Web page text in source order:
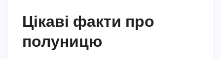
Цікаві факти про
полуницю